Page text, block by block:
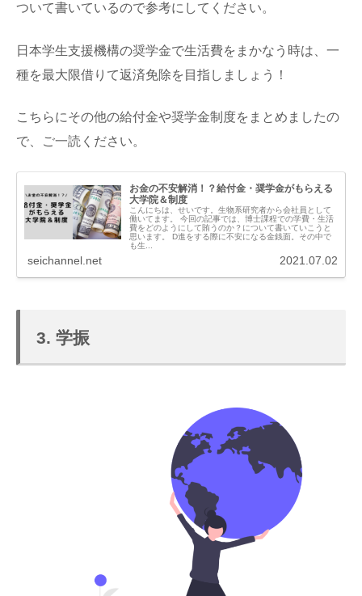
ついて書いているので参考にしてください。
日本学生支援機構の奨学金で生活費をまかなう時は、一
種を最大限借りて返済免除を目指しましょう！
こちらにその他の給付金や奨学金制度をまとめましたの
で、ご一読ください。
お金の不安解消！？給付金・奨学金がもらえる
大学院＆制度
こんにちは、せいです。生物系研究者から会社員として
働いてます。 今回の記事では、博士課程での学費・生活
費をどのようにして賄うのか？について書いていこうと
思います。 D進をする際に不安になる金銭面。その中で
も生...
seichannel.net 2021.07.02
3. 学振